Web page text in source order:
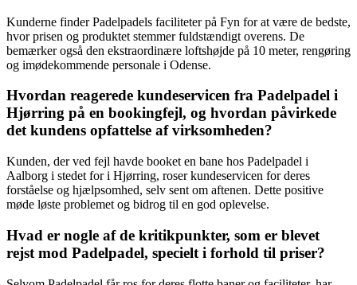
Kunderne finder Padelpadels faciliteter på Fyn for at være de bedste,
hvor prisen og produktet stemmer fuldstændigt overens. De
bemærker også den ekstraordinære loftshøjde på 10 meter, rengøring
og imødekommende personale i Odense.
Hvordan reagerede kundeservicen fra Padelpadel i
Hjørring på en bookingfejl, og hvordan påvirkede
det kundens opfattelse af virksomheden?
Kunden, der ved fejl havde booket en bane hos Padelpadel i
Aalborg i stedet for i Hjørring, roser kundeservicen for deres
forståelse og hjælpsomhed, selv sent om aftenen. Dette positive
møde løste problemet og bidrog til en god oplevelse.
Hvad er nogle af de kritikpunkter, som er blevet
rejst mod Padelpadel, specielt i forhold til priser?